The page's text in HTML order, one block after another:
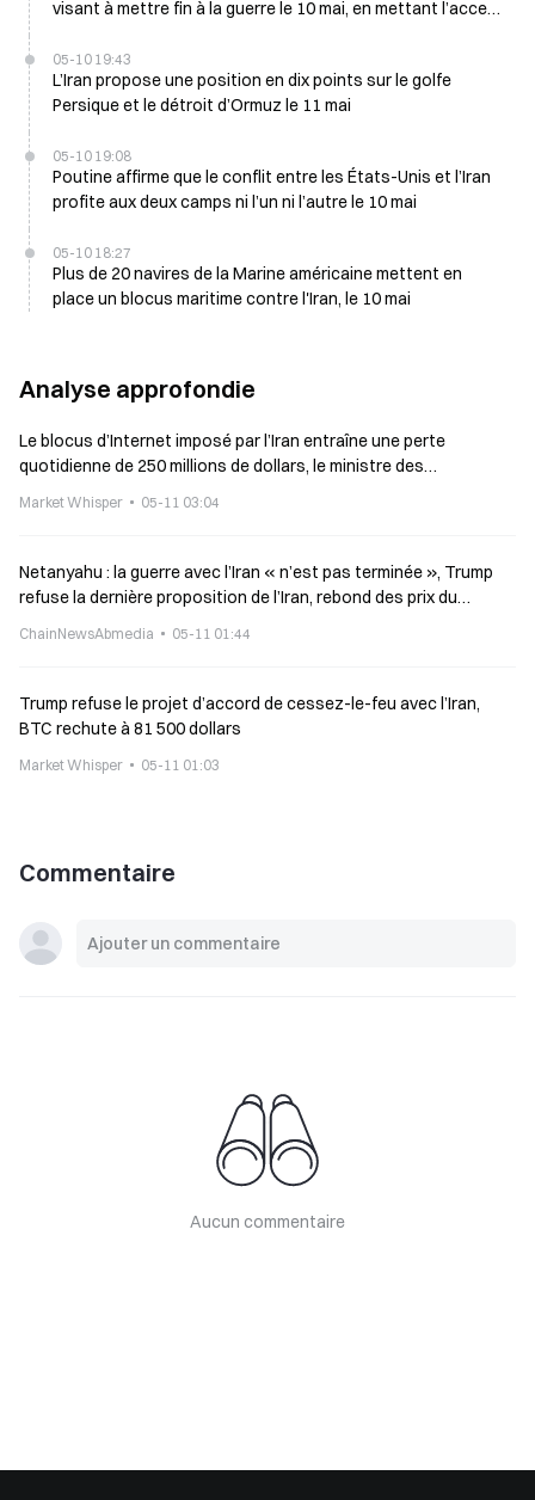
visant à mettre fin à la guerre le 10 mai, en mettant l’accent
05-10 19:43
L’Iran propose une position en dix points sur le golfe
Persique et le détroit d’Ormuz le 11 mai
05-10 19:08
Poutine affirme que le conflit entre les États-Unis et l’Iran
profite aux deux camps ni l’un ni l’autre le 10 mai
05-10 18:27
Plus de 20 navires de la Marine américaine mettent en
place un blocus maritime contre l'Iran, le 10 mai
Analyse approfondie
Le blocus d’Internet imposé par l’Iran entraîne une perte
quotidienne de 250 millions de dollars, le ministre des
Market Whisper 05-11 03:04
Netanyahu : la guerre avec l’Iran « n’est pas terminée », Trump
refuse la dernière proposition de l’Iran, rebond des prix du
ChainNewsAbmedia 05-11 01:44
Trump refuse le projet d’accord de cessez-le-feu avec l’Iran,
BTC rechute à 81 500 dollars
Market Whisper 05-11 01:03
Commentaire
Aucun commentaire